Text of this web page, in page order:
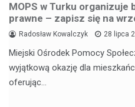
MOPS w Turku organizuje
prawne – zapisz się na
Radosław Kowalczyk 28 lipca
Miejski Ośrodek Pomocy
wyjątkową okazję dla
oferując…